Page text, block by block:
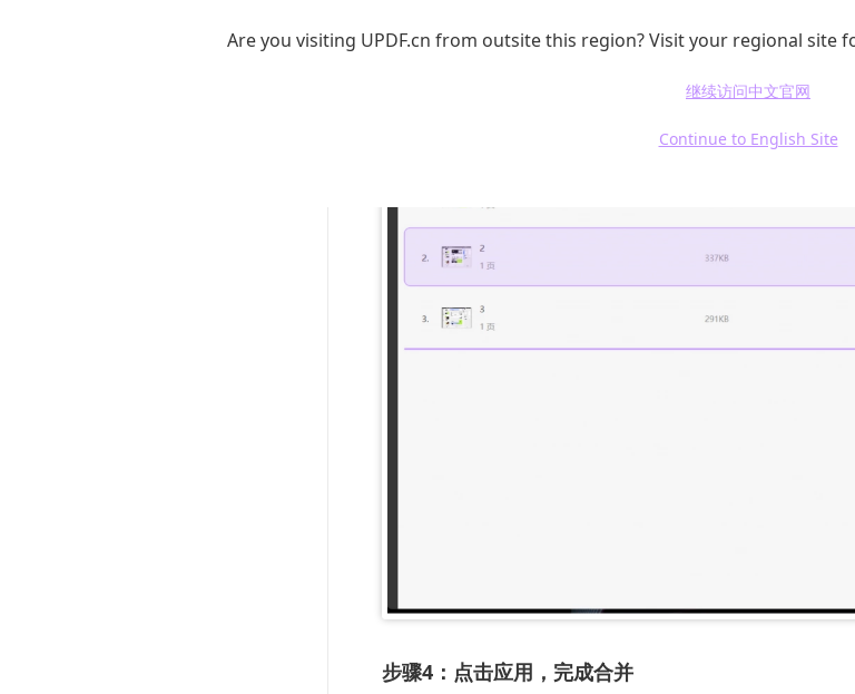
Are you visiting UPDF.cn from outsite this region? Visit your regional
继续访问中文官网
Continue to English Site
件设置中调整页面范围。
步骤4：点击应用，完成合并